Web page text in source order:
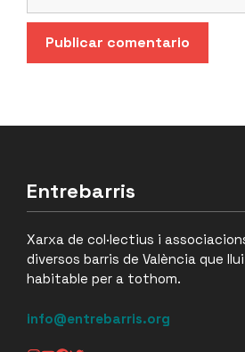
Entrebarris
Xarxa de col·lectius i
diversos barris de València que
habitable per a tothom.
info@entrebarris.org